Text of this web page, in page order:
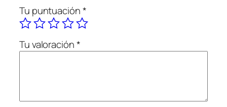
d
a
d
Tu puntuación*
Tu valoración*